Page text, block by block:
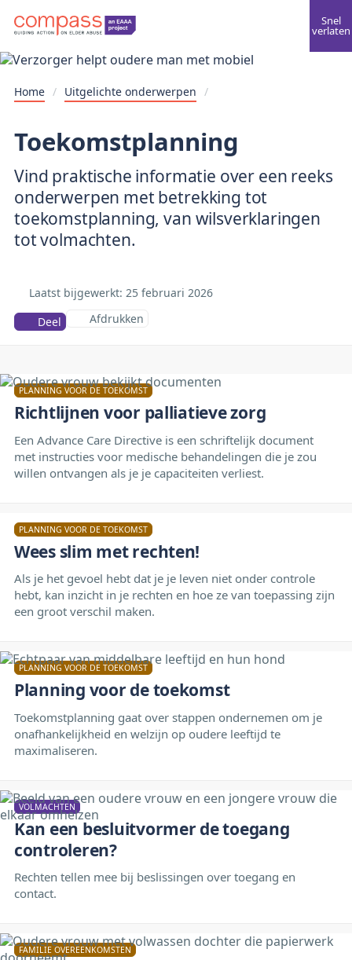
Snel
verlaten
Home / Uitgelichte onderwerpen /
Toekomstplanning
Vind praktische informatie over een reeks
onderwerpen met betrekking tot
toekomstplanning, van wilsverklaringen
tot volmachten.
Laatst bijgewerkt: 25 februari 2026
Deel
Afdrukken
PLANNING VOOR DE TOEKOMST
Richtlijnen voor palliatieve zorg
Een Advance Care Directive is een schriftelijk document
met instructies voor medische behandelingen die je zou
willen ontvangen als je je capaciteiten verliest.
PLANNING VOOR DE TOEKOMST
Wees slim met rechten!
Als je het gevoel hebt dat je je leven niet onder controle
hebt, kan inzicht in je rechten en hoe ze van toepassing zijn
een groot verschil maken.
PLANNING VOOR DE TOEKOMST
Planning voor de toekomst
Toekomstplanning gaat over stappen ondernemen om je
onafhankelijkheid en welzijn op oudere leeftijd te
maximaliseren.
VOLMACHTEN
Kan een besluitvormer de toegang
controleren?
Rechten tellen mee bij beslissingen over toegang en
contact.
FAMILIE OVEREENKOMSTEN